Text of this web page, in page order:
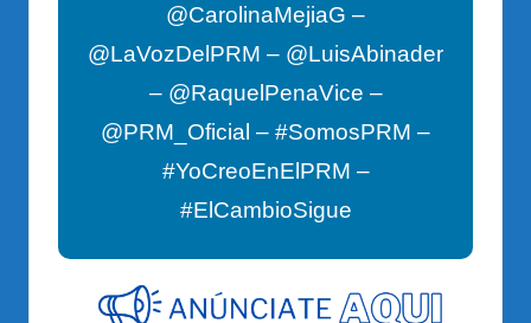
@CarolinaMejiaG –
@LaVozDelPRM – @LuisAbinader
– @RaquelPenaVice –
@PRM_Oficial – #SomosPRM –
#YoCreoEnElPRM –
#ElCambioSigue